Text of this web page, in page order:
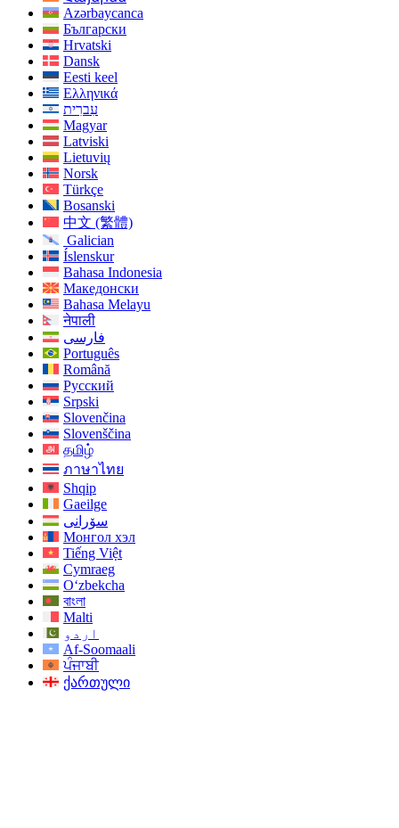
Azərbaycanca
Български
Hrvatski
Dansk
Eesti keel
Ελληνικά
עִברִית
Magyar
Latviski
Lietuvių
Norsk
Türkçe
Bosanski
中文 (繁體)
Galician
Íslenskur
Bahasa Indonesia
Македонски
Bahasa Melayu
नेपाली
فارسی
Português
Română
Русский
Srpski
Slovenčina
Slovenščina
தமிழ்
ภาษาไทย
Shqip
Gaeilge
سۆرانی
Монгол хэл
Tiếng Việt
Cymraeg
O‘zbekcha
বাংলা
Malti
اردو
Af-Soomaali
ਪੰਜਾਬੀ
ქართული